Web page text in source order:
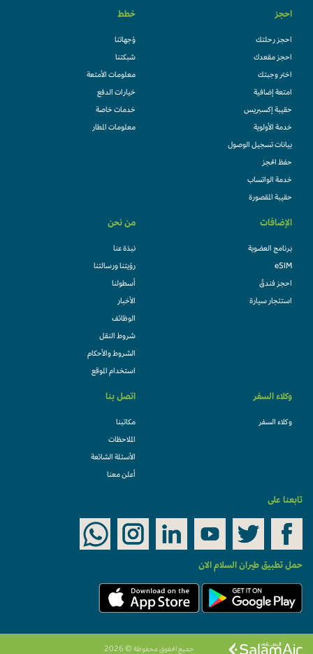
احجز
احجز رحلتك
احجز مقعدك
اختر وجبتك
امتعة إضافية
حقيبة إكسبريس
خدمة الأولوية
بيانات تسجيل الوصول
حفظ الحجز
خدمة الواتساب
حقيبة المقصورة
خطط
وُجهاتنا
شبكتنا
معلومات الأمتعة
خيارات الدفع
خدمات خاصة
معلومات المطار
الإضافات
برنامج العضوية
eSIM
احجز فندقً
استئجار سيارة
من نحن
نبذة عنا
رؤيتنا ورسالتنا
أسطولنا
الأخبار
الوظائف
شروط النقل
الشروط والأحكام
استخدام الموقع
وكلاء السفر
وكلاء السفر
اتصل بنا
مكاتبنا
الملاحظات
الأسئلة الشائعة
أعلن معنا
على
تطبيق طيران السلام الان
جميع الحقوق محفوظة © 2026